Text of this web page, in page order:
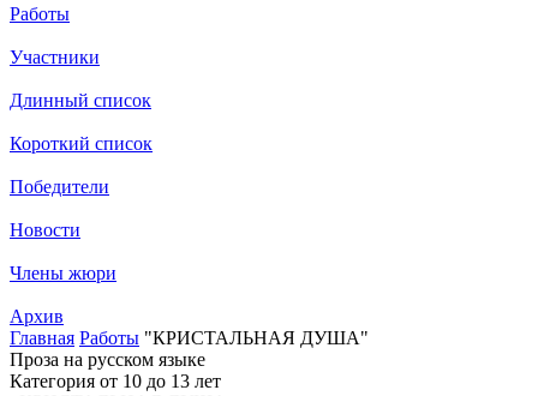
Работы
Участники
Длинный список
Короткий список
Победители
Новости
Члены жюри
Архив
Главная Работы "КРИСТАЛЬНАЯ ДУША"
Проза на русском языке
Категория от 10 до 13 лет